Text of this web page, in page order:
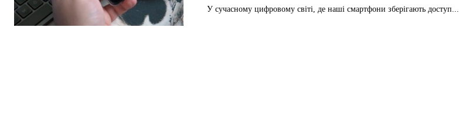
У сучасному цифровому світі, де наші смартфони зберігають доступ...